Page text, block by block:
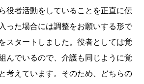
役者活動をしていることを正直に伝
った場合には調整をお願いする形で
スタートしました。役者としては覚
んでいるので、介護も同じように覚
考えています。そのため、どちらの